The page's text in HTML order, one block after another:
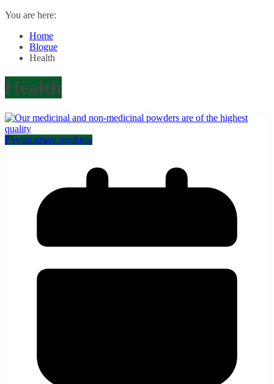
You are here:
Home
Blogue
Health
Health
Phytonutrient products